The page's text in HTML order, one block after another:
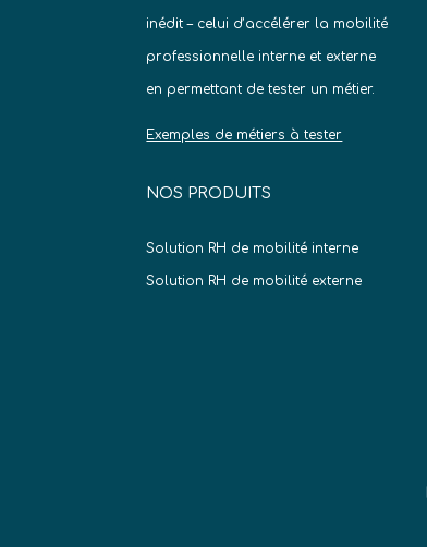
inédit – celui d’accélérer la mobilité
professionnelle interne et externe
en permettant de tester un métier.
Exemples de métiers à tester
NOS PRODUITS
Solution RH de mobilité interne
Solution RH de mobilité externe